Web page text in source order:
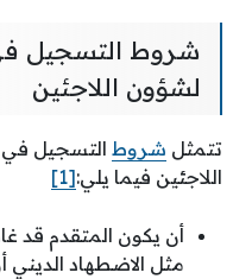
شروط التسجيل
لشؤون اللاجئين
تتمثل شروط التسجيل
اللاجئين فيما يلي:[1]
أن يكون المتقدم قد
مثل الاضطهاد الديني